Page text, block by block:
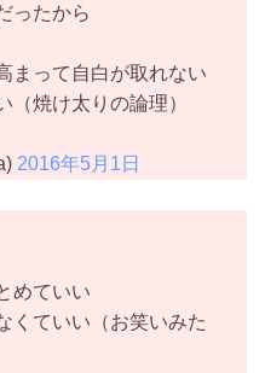
ったから
まって自白が取れない
（焼け太りの論理）
2016年5月1日
めていい
くていい（お笑いみた